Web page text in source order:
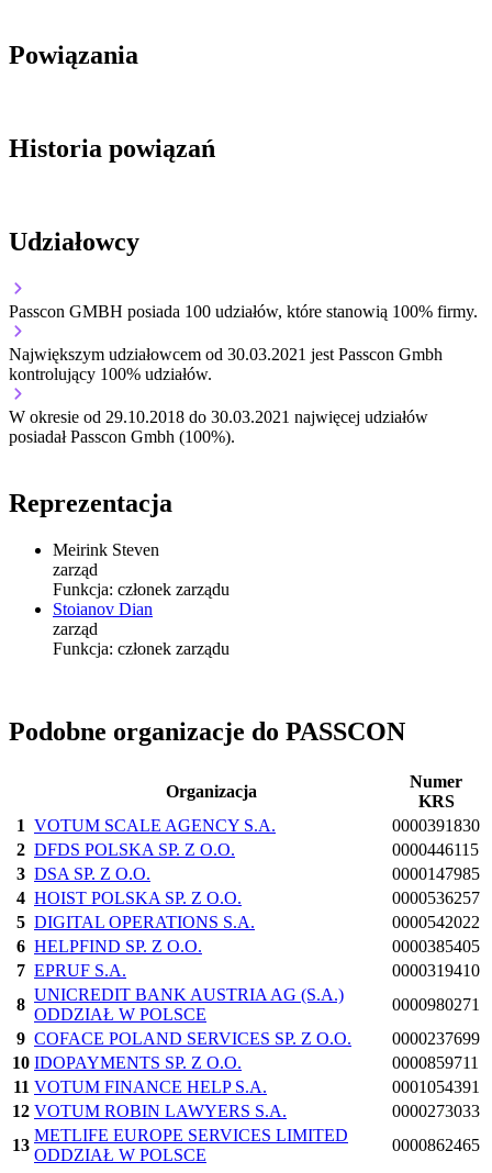
Powiązania
Historia powiązań
Udziałowcy
Passcon GMBH posiada 100 udziałów, które stanowią 100% firmy.
Największym udziałowcem od 30.03.2021 jest Passcon Gmbh
kontrolujący 100% udziałów.
W okresie od 29.10.2018 do 30.03.2021 najwięcej udziałów
posiadał Passcon Gmbh (100%).
Reprezentacja
Meirink Steven
zarząd
Funkcja: członek zarządu
Stoianov Dian
zarząd
Funkcja: członek zarządu
Podobne organizacje do PASSCON
Organizacja
Numer
KRS
1 VOTUM SCALE AGENCY S.A.
0000391830
2 DFDS POLSKA SP. Z O.O.
0000446115
3 DSA SP. Z O.O.
0000147985
4 HOIST POLSKA SP. Z O.O.
0000536257
5 DIGITAL OPERATIONS S.A.
0000542022
6 HELPFIND SP. Z O.O.
0000385405
7 EPRUF S.A.
0000319410
8
UNICREDIT BANK AUSTRIA AG (S.A.)
ODDZIAŁ W POLSCE
0000980271
9 COFACE POLAND SERVICES SP. Z O.O.
0000237699
10 IDOPAYMENTS SP. Z O.O.
0000859711
11 VOTUM FINANCE HELP S.A.
0001054391
12 VOTUM ROBIN LAWYERS S.A.
0000273033
13
METLIFE EUROPE SERVICES LIMITED
ODDZIAŁ W POLSCE
0000862465